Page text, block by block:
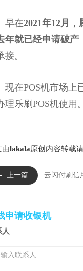
在2021年12月
年就已经申请破产
接。
POS机市场上已
理乐刷POS机使用
由lakala原创内容转载
上一篇 云闪付刷信
申请收银机
人